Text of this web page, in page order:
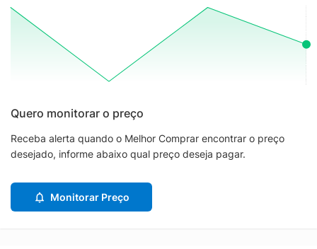
Quero monitorar o preço
Receba alerta quando o Melhor Comprar encontrar o preço
desejado, informe abaixo qual preço deseja pagar.
Monitorar Preço